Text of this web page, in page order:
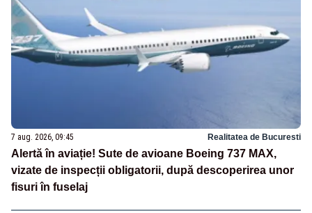
7 aug. 2026, 09:45 Realitatea de Bucuresti
Alertă în aviație! Sute de avioane Boeing 737 MAX,
vizate de inspecții obligatorii, după descoperirea unor
fisuri în fuselaj